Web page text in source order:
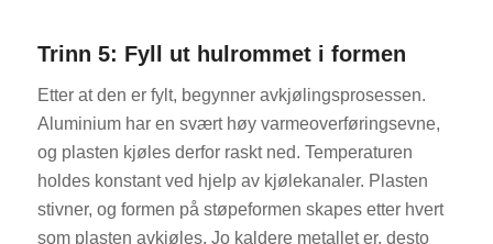
Trinn 5: Fyll ut hulrommet i formen
Etter at den er fylt, begynner avkjølingsprosessen.
Aluminium har en svært høy varmeoverføringsevne,
og plasten kjøles derfor raskt ned. Temperaturen
holdes konstant ved hjelp av kjølekanaler. Plasten
stivner, og formen på støpeformen skapes etter hvert
som plasten avkjøles. Jo kaldere metallet er, desto